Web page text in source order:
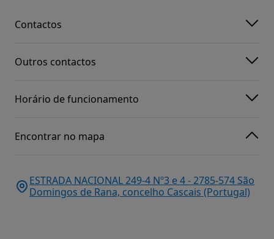
Contactos
Outros contactos
Horário de funcionamento
Encontrar no mapa
ESTRADA NACIONAL 249-4 Nº3 e 4 - 2785-574 São
Domingos de Rana, concelho Cascais (Portugal)